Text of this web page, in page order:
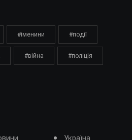
#іменини #події
#війна #поліція
Україна